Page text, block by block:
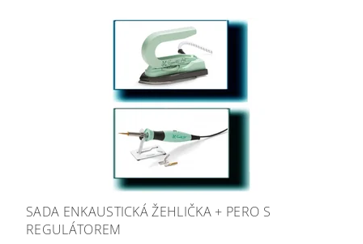
SADA ENKAUSTICKÁ ŽEHLIČKA + PERO S
REGULÁTOREM